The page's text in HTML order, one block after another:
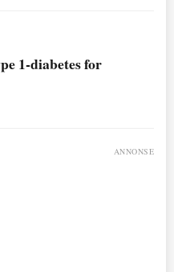
1-diabetes for
ANNONSE